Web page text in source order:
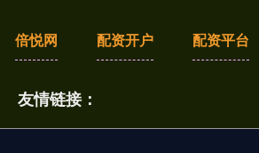
倍悦网 配资开户 配资平台
友情链接：